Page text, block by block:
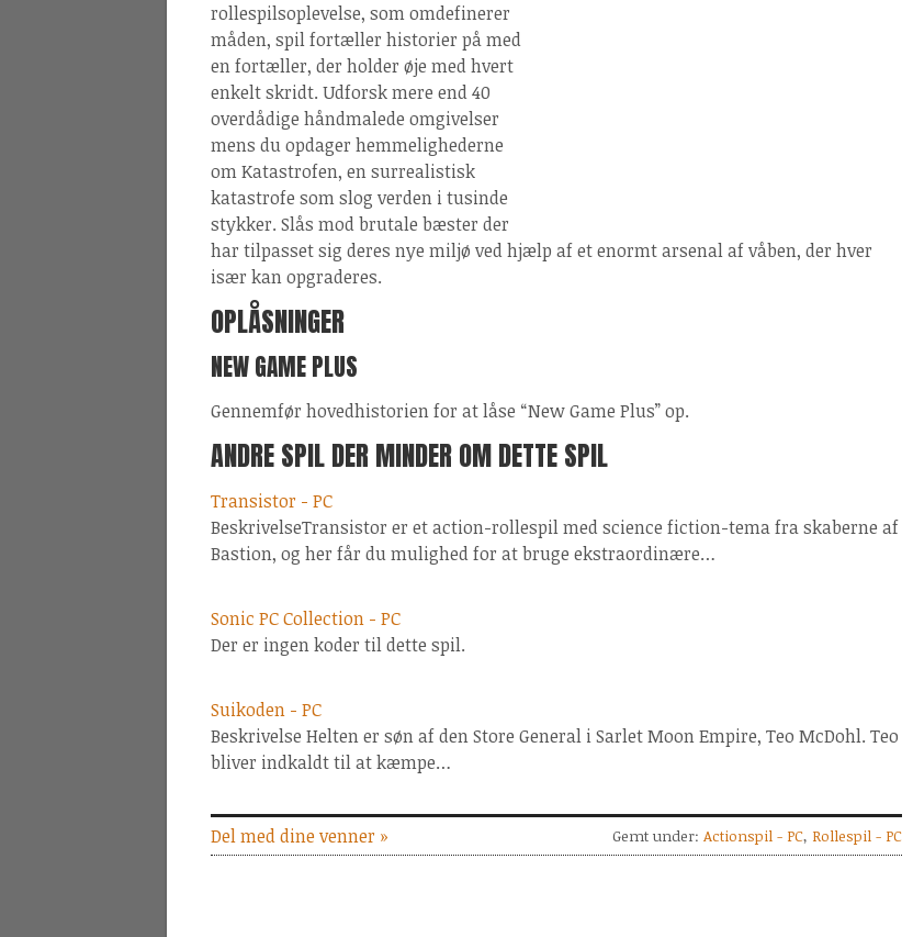
rollespilsoplevelse, som omdefinerer
måden, spil fortæller historier på med
en fortæller, der holder øje med hvert
enkelt skridt. Udforsk mere end 40
overdådige håndmalede omgivelser
mens du opdager hemmelighederne
om Katastrofen, en surrealistisk
katastrofe som slog verden i tusinde
stykker. Slås mod brutale bæster der
har tilpasset sig deres nye miljø ved hjælp af et enormt arsenal af våben, der hver
især kan opgraderes.
OPLÅSNINGER
NEW GAME PLUS
Gennemfør hovedhistorien for at låse “New Game Plus” op.
ANDRE SPIL DER MINDER OM DETTE SPIL
Transistor - PC
BeskrivelseTransistor er et action-rollespil med science fiction-tema fra skaberne af
Bastion, og her får du mulighed for at bruge ekstraordinære…
Sonic PC Collection - PC
Der er ingen koder til dette spil.
Suikoden - PC
Beskrivelse Helten er søn af den Store General i Sarlet Moon Empire, Teo McDohl. Teo
bliver indkaldt til at kæmpe…
Del med dine venner » Gemt under: Actionspil - PC, Rollespil - PC